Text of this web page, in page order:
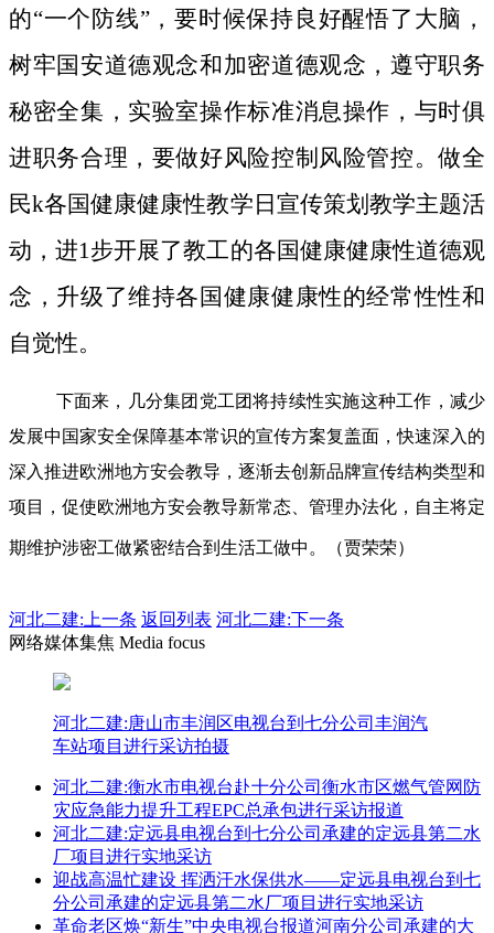
的“一个防线”，要时候保持良好醒悟了大脑，
树牢国安道德观念和加密道德观念，遵守职务
秘密全集，实验室操作标准消息操作，与时俱
进职务合理，要做好风险控制风险管控。做全
民k各国健康健康性教学日宣传策划教学主题活
动，进1步开展了教工的各国健康健康性道德观
念，升级了维持各国健康健康性的经常性性和
自觉性。
下面来，几分集团党工团将持续性实施这种工作，减少
发展中国家安全保障基本常识的宣传方案复盖面，快速深入的
深入推进欧洲地方安会教导，逐渐去创新品牌宣传结构类型和
项目，促使欧洲地方安会教导新常态、管理办法化，自主将定
期维护涉密工做紧密结合到生活工做中。（贾荣荣）
河北二建: 上一条 返回列表 河北二建:下一条
网络媒体集焦 Media focus
河北二建:唐山市丰润区电视台到七分公司丰润汽
车站项目进行采访拍摄
河北二建:衡水市电视台赴十分公司衡水市区燃气管网防
灾应急能力提升工程EPC总承包进行采访报道
河北二建:定远县电视台到七分公司承建的定远县第二水
厂项目进行实地采访
迎战高温忙建设 挥洒汗水保供水——定远县电视台到七
分公司承建的定远县第二水厂项目进行实地采访
革命老区焕“新生”中央电视台报道河南分公司承建的大